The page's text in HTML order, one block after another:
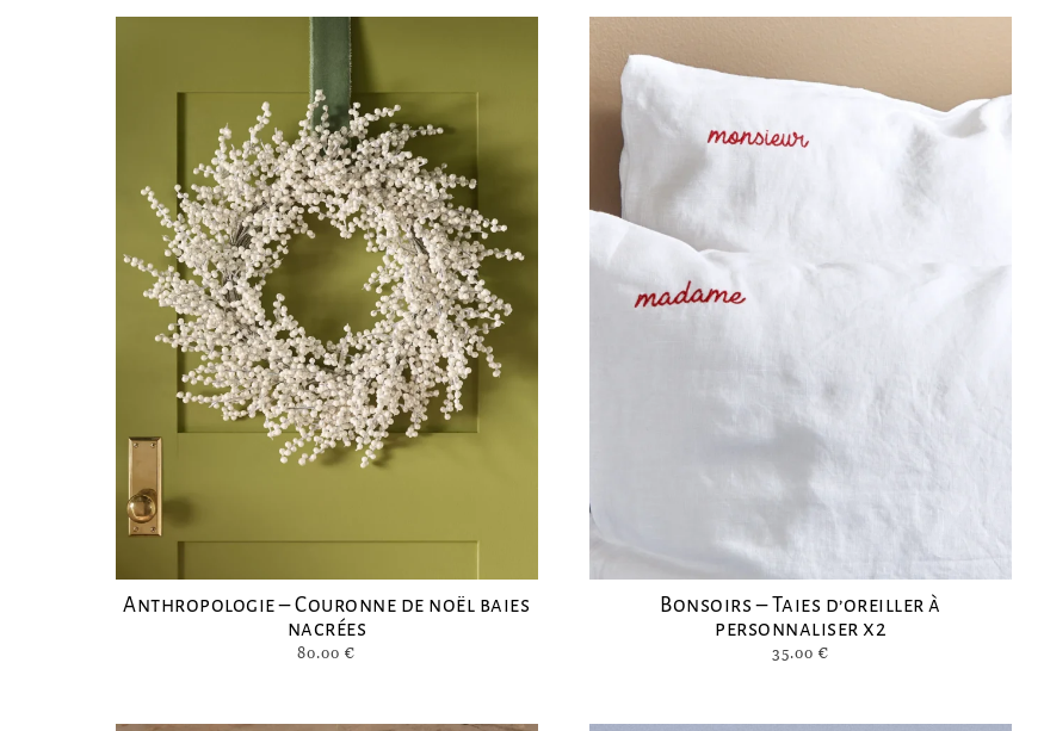
Anthropologie – Couronne de noël baies
nacrées
80.00€
Bonsoirs – Taies d’oreiller à
personnaliser x2
35.00€